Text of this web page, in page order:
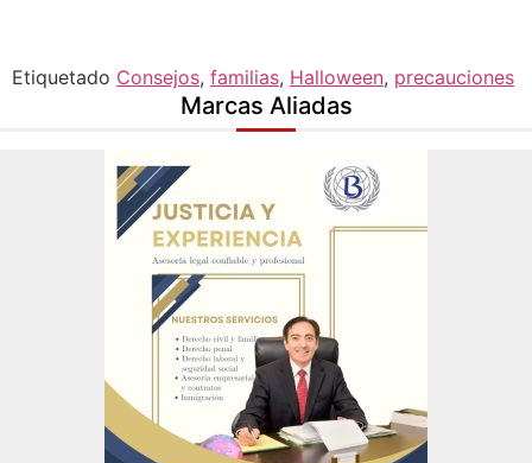
Etiquetado Consejos, familias, Halloween, precauciones
Marcas Aliadas